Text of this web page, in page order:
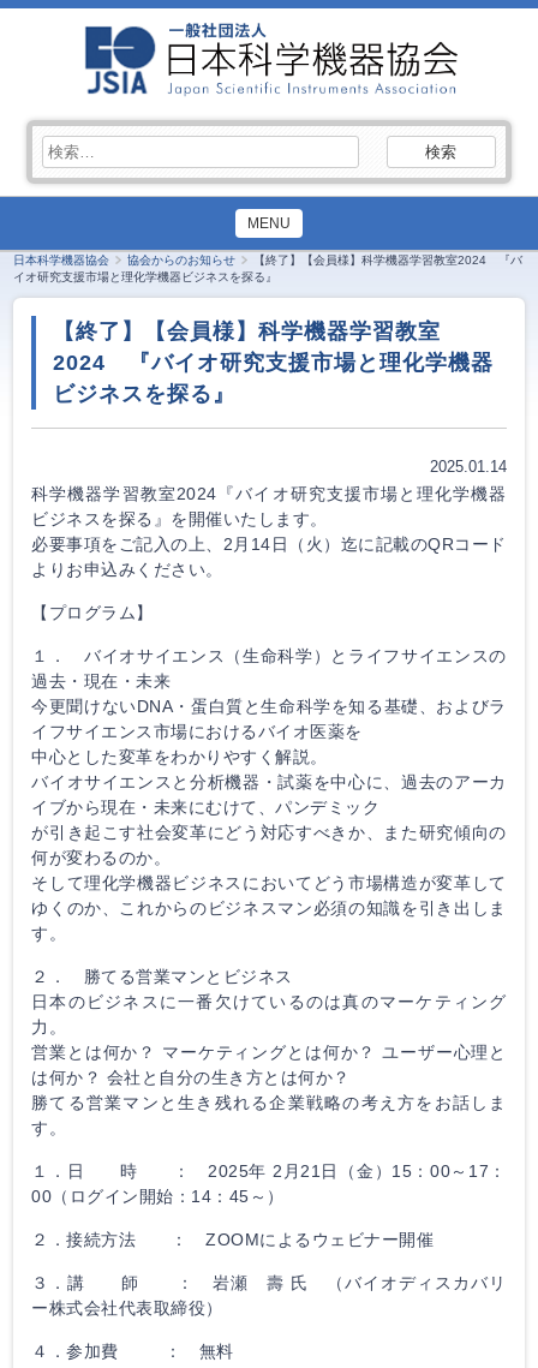
索:
MENU
日本科学機器協会 協会からのお知らせ
【終了】【会員様】科学機器学習教室2024 『バ
イオ研究支援市場と理化学機器ビジネスを探る』
【終了】【会員様】科学機器学習教室
2024 『バイオ研究支援市場と理化学機器
ビジネスを探る』
2025.01.14
科学機器学習教室2024『バイオ研究支援市場と理化学機器
ビジネスを探る』を開催いたします。
必要事項をご記入の上、2月14日（火）迄に記載のQRコード
よりお申込みください。
【プログラム】
１． バイオサイエンス（生命科学）とライフサイエンスの
過去・現在・未来
今更聞けないDNA・蛋白質と生命科学を知る基礎、およびラ
イフサイエンス市場におけるバイオ医薬を
中心とした変革をわかりやすく解説。
バイオサイエンスと分析機器・試薬を中心に、過去のアーカ
イブから現在・未来にむけて、パンデミック
が引き起こす社会変革にどう対応すべきか、また研究傾向の
何が変わるのか。
そして理化学機器ビジネスにおいてどう市場構造が変革して
ゆくのか、これからのビジネスマン必須の知識を引き出しま
す。
２． 勝てる営業マンとビジネス
日本のビジネスに一番欠けているのは真のマーケティング
力。
営業とは何か？ マーケティングとは何か？ ユーザー心理と
は何か？ 会社と自分の生き方とは何か？
勝てる営業マンと生き残れる企業戦略の考え方をお話しま
す。
１．日 時 ： 2025年 2月21日（金）15：00～17：
00（ログイン開始：14：45～）
２．接続方法 ： ZOOMによるウェビナー開催
３．講 師 ： 岩瀬 壽 氏 （バイオディスカバリ
ー株式会社代表取締役）
４．参加費 ： 無料